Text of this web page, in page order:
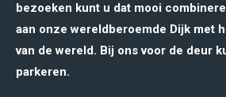
bezoeken kunt u dat mooi
aan onze wereldberoemde Dijk met
van de wereld. Bij ons voor de deur
parkeren.